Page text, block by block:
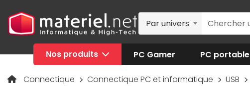
Par univers
Nos produits PC Gamer PC portable
Connectique Connectique PC et informatique USB